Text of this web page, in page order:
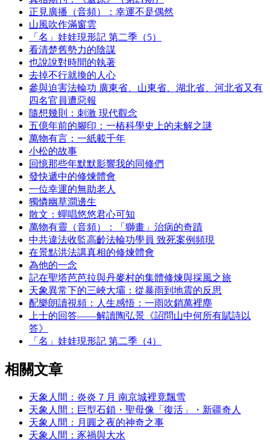
正見廣播（音頻）：幸運不是偶然
山風吹作滿窗雲
「名」娃娃現形記 第二季（5）
看清楚舊勢力的陰謀
也說說對時間的執著
去掉不行就換的人心
參與迫害法輪功 廣東省、山東省、湖北省、河北省又有
四名官員遭惡報
隨想幾則：刺激 現代觀念
五億年前的腳印：一樁科學史上的未解之謎
萬物有言：一紙載千年
小松的故事
回憶那些年默默影響我的同修們
發快遞中的修煉體會
一位幸運的無助老人
獨憐幽草澗邊生
散文：蟬唱悠悠君心可知
萬物有靈（音頻）：「獅畫」治病的奇蹟
中共違法收監高齡法輪功學員 致死案例頻現
在景點洪法講真相的修煉體會
為他的一念
記在聖塔芭芭拉與丹麥村的集體修煉與採風之旅
天象異常下的三峽大壩：從暴雨到地震的反思
配樂朗讀視頻：人生感悟：一雨吹銷萬裡塵
上士的回答——解讀陶弘景《詔問山中何所有賦詩以
答》
「名」娃娃現形記 第二季（4）
相關文章
天象人間：炎炎７月 南京城裡竟飄雪
天象人間：巨型石鎖・聖母像「復活」・新疆奇人
天象人間：月圓之夜的神奇之事
天象人間：豕禍與大水